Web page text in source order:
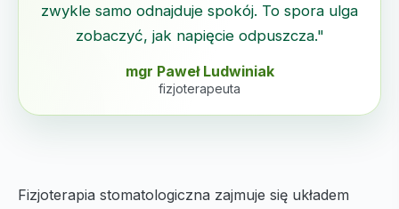
zwykle samo odnajduje spokój. To spora ulga
zobaczyć, jak napięcie odpuszcza."
mgr Paweł Ludwiniak
fizjoterapeuta
Fizjoterapia stomatologiczna zajmuje się układem